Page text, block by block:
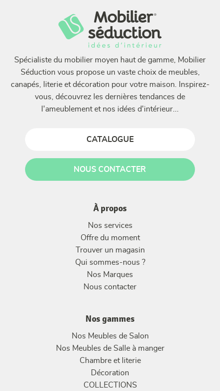
Spécialiste du mobilier moyen haut de gamme, Mobilier
Séduction vous propose un vaste choix de meubles,
canapés, literie et décoration pour votre maison. Inspirez-
vous, découvrez les dernières tendances de
l'ameublement et nos idées d'intérieur...
CATALOGUE
NOUS CONTACTER
À propos
Nos services
Offre du moment
Trouver un magasin
Qui sommes-nous ?
Nos Marques
Nous contacter
Nos gammes
Nos Meubles de Salon
Nos Meubles de Salle à manger
Chambre et literie
Décoration
COLLECTIONS